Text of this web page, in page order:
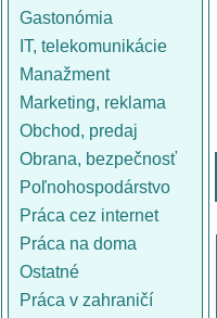
Gastonómia
IT, telekomunikácie
Manažment
Marketing, reklama
Obchod, predaj
Obrana, bezpečnosť
Poľnohospodárstvo
Práca cez internet
Práca na doma
Ostatné
Práca v zahraničí